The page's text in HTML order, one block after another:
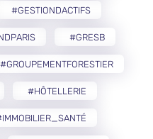
#GESTIONDACTIFS
#GRESB
#GROUPEMENTFORESTIER
#HÔTELLERIE